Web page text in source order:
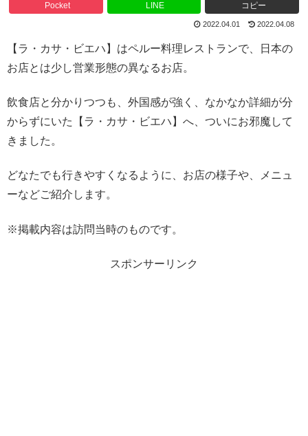
Pocket LINE コピー
2022.04.01 2022.04.08
【ラ・カサ・ビエハ】はペルー料理レストランで、日本の
お店とは少し営業形態の異なるお店。
飲食店と分かりつつも、外国感が強く、なかなか詳細が分
からずにいた【ラ・カサ・ビエハ】へ、ついにお邪魔して
きました。
どなたでも行きやすくなるように、お店の様子や、メニュ
ーなどご紹介します。
※掲載内容は訪問当時のものです。
スポンサーリンク